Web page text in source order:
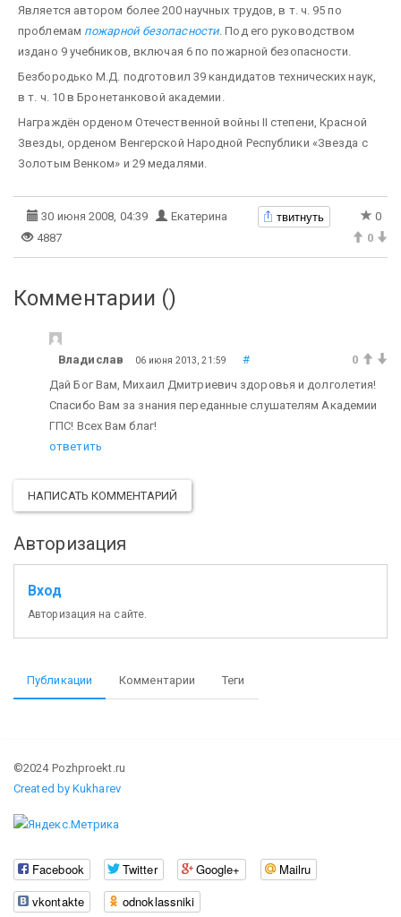
Является автором более 200 научных трудов, в т. ч. 95 по
проблемам пожарной безопасности. Под его руководством
издано 9 учебников, включая 6 по пожарной безопасности.
Безбородько М.Д. подготовил 39 кандидатов технических наук,
в т. ч. 10 в Бронетанковой академии.
Награждён орденом Отечественной войны II степени, Красной
Звезды, орденом Венгерской Народной Республики «Звезда с
Золотым Венком» и 29 медалями.
30 июня 2008, 04:39 Екатерина твитнуть
0
4887
0
Комментарии ()
Владислав 06 июня 2013, 21:59 #
0
Дай Бог Вам, Михаил Дмитриевич здоровья и долголетия!
Спасибо Вам за знания переданные слушателям Академии
ГПС! Всех Вам благ!
ответить
НАПИСАТЬ КОММЕНТАРИЙ
Авторизация
Вход
Авторизация на сайте.
Публикации Комментарии Теги
©2024 Pozhproekt.ru
Created by Kukharev
Facebook Twitter Google+
Mailru
vkontakte
odnoklassniki